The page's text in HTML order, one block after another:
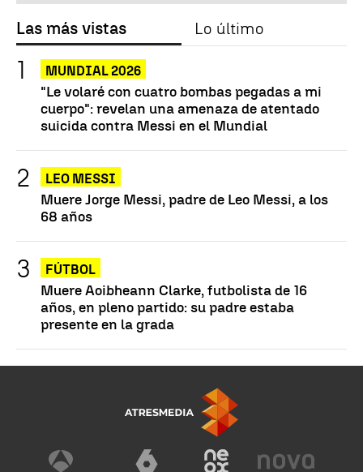
Las más vistas Lo último
MUNDIAL 2026
"Le volaré con cuatro bombas pegadas a mi
cuerpo": revelan una amenaza de atentado
suicida contra Messi en el Mundial
LEO MESSI
Muere Jorge Messi, padre de Leo Messi, a los
68 años
FÚTBOL
Muere Aoibheann Clarke, futbolista de 16
años, en pleno partido: su padre estaba
presente en la grada